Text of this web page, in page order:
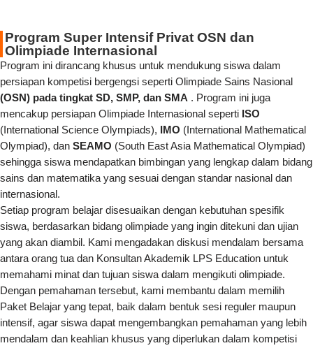
Program Super Intensif Privat OSN dan
Olimpiade Internasional
Program ini dirancang khusus untuk mendukung siswa dalam
persiapan kompetisi bergengsi seperti Olimpiade Sains Nasional
(OSN) pada tingkat SD, SMP, dan SMA . Program ini juga
mencakup persiapan Olimpiade Internasional seperti ISO
(International Science Olympiads), IMO (International Mathematical
Olympiad), dan SEAMO (South East Asia Mathematical Olympiad)
sehingga siswa mendapatkan bimbingan yang lengkap dalam bidang
sains dan matematika yang sesuai dengan standar nasional dan
internasional.
Setiap program belajar disesuaikan dengan kebutuhan spesifik
siswa, berdasarkan bidang olimpiade yang ingin ditekuni dan ujian
yang akan diambil. Kami mengadakan diskusi mendalam bersama
antara orang tua dan Konsultan Akademik LPS Education untuk
memahami minat dan tujuan siswa dalam mengikuti olimpiade.
Dengan pemahaman tersebut, kami membantu dalam memilih
Paket Belajar yang tepat, baik dalam bentuk sesi reguler maupun
intensif, agar siswa dapat mengembangkan pemahaman yang lebih
mendalam dan keahlian khusus yang diperlukan dalam kompetisi